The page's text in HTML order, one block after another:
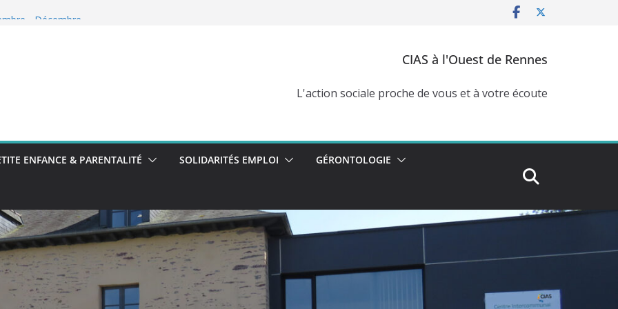
CIAS à l'Ouest de Rennes
L'action sociale proche de vous et à votre écoute
ENFANCE & PARENTALITÉ SOLIDARITÉS EMPLOI GÉRONTOLOGIE